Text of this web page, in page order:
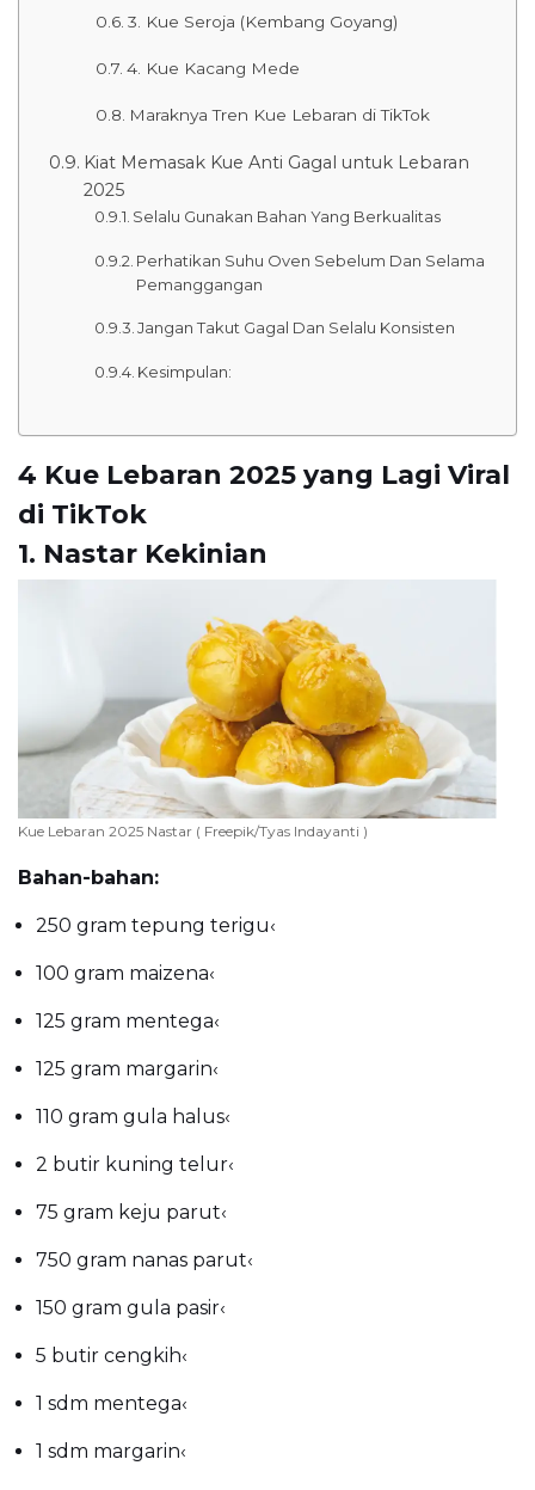
3. Kue Seroja (Kembang Goyang)
4. Kue Kacang Mede
Maraknya Tren Kue Lebaran di TikTok
Kiat Memasak Kue Anti Gagal untuk Lebaran
2025
Selalu Gunakan Bahan Yang Berkualitas
Perhatikan Suhu Oven Sebelum Dan Selama
Pemanggangan
Jangan Takut Gagal Dan Selalu Konsisten
Kesimpulan:
4 Kue Lebaran 2025 yang Lagi Viral
di TikTok
1. Nastar Kekinian
Kue Lebaran 2025 Nastar ( Freepik/Tyas Indayanti )
Bahan-bahan:
250 gram tepung terigu‹
100 gram maizena‹
125 gram mentega‹
125 gram margarin‹
110 gram gula halus‹
2 butir kuning telur‹
75 gram keju parut‹
750 gram nanas parut‹
150 gram gula pasir‹
5 butir cengkih‹
1 sdm mentega‹
1 sdm margarin‹